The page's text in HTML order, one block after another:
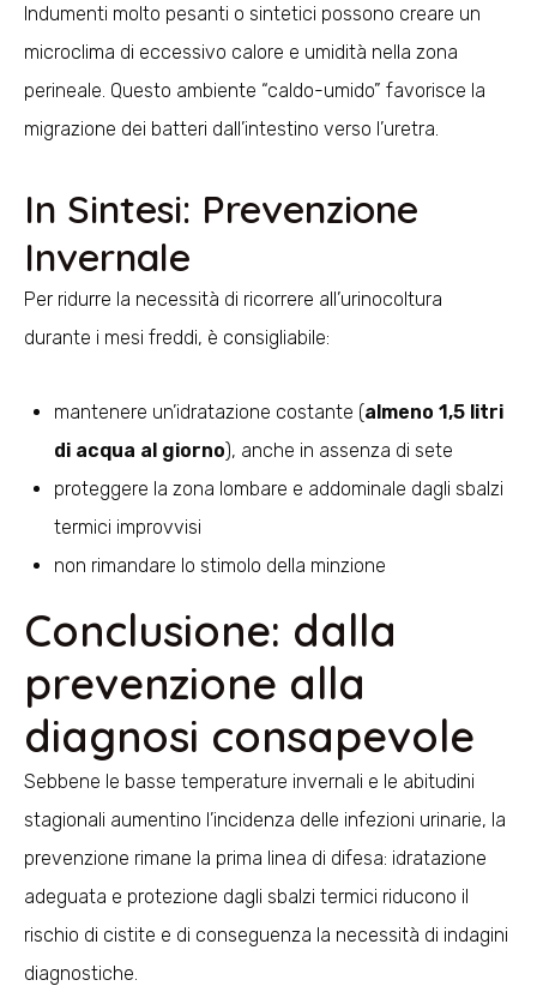
Indumenti molto pesanti o sintetici possono creare un
microclima di eccessivo calore e umidità nella zona
perineale. Questo ambiente “caldo-umido” favorisce la
migrazione dei batteri dall’intestino verso l’uretra.
In Sintesi: Prevenzione
Invernale
Per ridurre la necessità di ricorrere all’urinocoltura
durante i mesi freddi, è consigliabile:
mantenere un’idratazione costante (almeno 1,5 litri
di acqua al giorno), anche in assenza di sete
proteggere la zona lombare e addominale dagli sbalzi
termici improvvisi
non rimandare lo stimolo della minzione
Conclusione: dalla
prevenzione alla
diagnosi consapevole
Sebbene le basse temperature invernali e le abitudini
stagionali aumentino l’incidenza delle infezioni urinarie, la
prevenzione rimane la prima linea di difesa: idratazione
adeguata e protezione dagli sbalzi termici riducono il
rischio di cistite e di conseguenza la necessità di indagini
diagnostiche.